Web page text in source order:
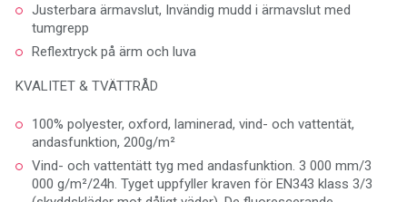
Justerbara ärmavslut, Invändig mudd i ärmavslut med
tumgrepp
Reflextryck på ärm och luva
KVALITET & TVÄTTRÅD
100% polyester, oxford, laminerad, vind- och vattentät,
andasfunktion, 200g/m²
Vind- och vattentätt tyg med andasfunktion. 3 000 mm/3
000 g/m²/24h. Tyget uppfyller kraven för EN343 klass 3/3